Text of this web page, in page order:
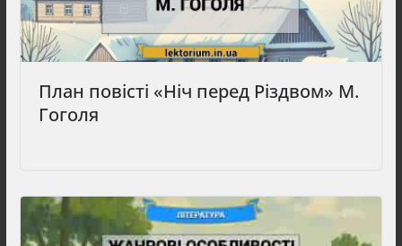
План повісті «Ніч перед Різдвом» М.
Гоголя